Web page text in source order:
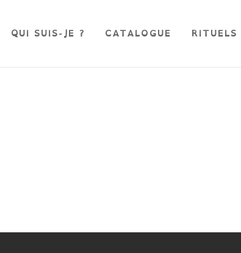
QUI SUIS-JE ? CATALOGUE RITUELS